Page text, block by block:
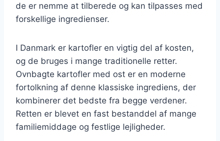
de er nemme at tilberede og kan tilpasses med
forskellige ingredienser.
I Danmark er kartofler en vigtig del af kosten,
og de bruges i mange traditionelle retter.
Ovnbagte kartofler med ost er en moderne
fortolkning af denne klassiske ingrediens, der
kombinerer det bedste fra begge verdener.
Retten er blevet en fast bestanddel af mange
familiemiddage og festlige lejligheder.